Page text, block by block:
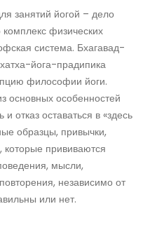
занятий йогой – дело
комплекс физических
система. Бхагавад-
йога-прадипика
философии йоги.
основных особенностей
отказ оставаться в «здесь
образцы, привычки,
которые прививаются
мысли,
независимо от
или нет.